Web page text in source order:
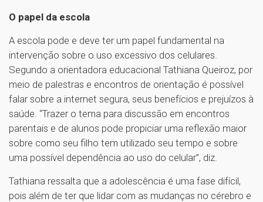
O papel da escola
A escola pode e deve ter um papel fundamental na
intervenção sobre o uso excessivo dos celulares.
Segundo a orientadora educacional Tathiana Queiroz, por
meio de palestras e encontros de orientação é possível
falar sobre a internet segura, seus benefícios e prejuízos à
saúde. “Trazer o tema para discussão em encontros
parentais e de alunos pode propiciar uma reflexão maior
sobre como seu filho tem utilizado seu tempo e sobre
uma possível dependência ao uso do celular”, diz.
Tathiana ressalta que a adolescência é uma fase difícil,
pois além de ter que lidar com as mudanças no cérebro e